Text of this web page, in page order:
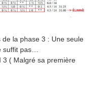
de la phase 3 : Une seule
suffit pas…
3 ( Malgré sa première